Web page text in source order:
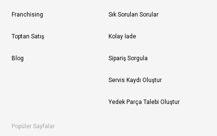
Franchising
Toptan Satış
Blog
Sık Sorulan Sorular
Kolay İade
Sipariş Sorgula
Servis Kaydı Oluştur
Yedek Parça Talebi Oluştur
Popüler Sayfalar